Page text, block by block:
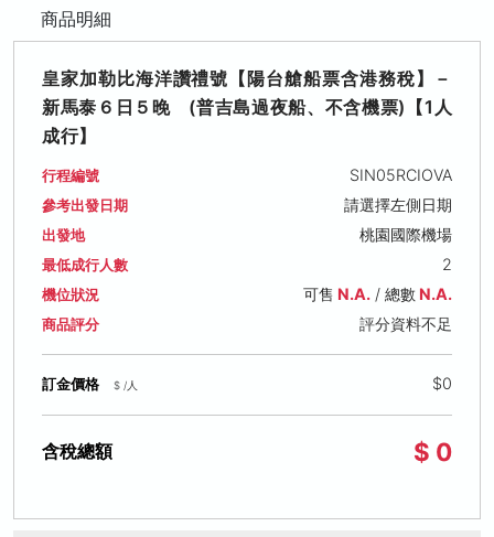
商品明細
皇家加勒比海洋讚禮號【陽台艙船票含港務稅】－
新馬泰６日５晚 (普吉島過夜船、不含機票)【1人
成行】
行程編號 SIN05RCIOVA
參考出發日期 請選擇左側日期
出發地 桃園國際機場
最低成行人數 2
機位狀況 可售 N.A./ 總數N.A.
商品評分 評分資料不足
訂金價格 $ /人 $0
含稅總額 $ 0